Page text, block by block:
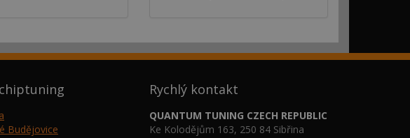
Budějovice
Rychlý kontakt
QUANTUM TUNING CZECH REPUBLIC
Ke Kolodějům 163, 250 84 Sibřina